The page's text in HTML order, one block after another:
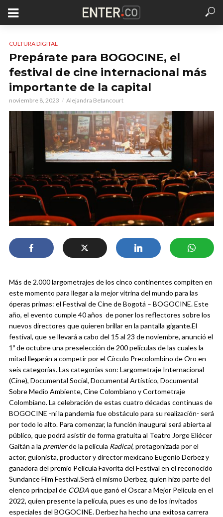
CULTURA DIGITAL
Prepárate para BOGOCINE, el
festival de cine internacional más
importante de la capital
noviembre 8, 2023 Alejandra Betancourt
Más de 2.000 largometrajes de los cinco continentes compiten en
este momento para llegar a la mejor vitrina del mundo para las
óperas primas: el Festival de Cine de Bogotá – BOGOCINE. Este
año, el evento cumple 40 años de poner los reflectores sobre los
nuevos directores que quieren brillar en la pantalla gigante.El
festival, que se llevará a cabo del 15 al 23 de noviembre, anunció el
1º de octubre una preselección de 200 películas de las cuales la
mitad llegarán a competir por el Círculo Precolombino de Oro en
seis categorías. Las categorías son: Largometraje Internacional
(Cine), Documental Social, Documental Artístico, Documental
Sobre Medio Ambiente, Cine Colombiano y Cortometraje
Colombiano.La celebración de estas cuatro décadas continuas de
BOGOCINE -ni la pandemia fue obstáculo para su realización- será
por todo lo alto. Para comenzar, la función inaugural será abierta al
público, que podrá asistir de forma gratuita al Teatro Jorge Eliécer
Gaitán a la premierde la película Radical, protagonizada por el
actor, guionista, productor y director mexicano Eugenio Derbez y
ganadora del premio Película Favorita del Festival en el reconocido
Sundance Film Festival.Será el mismo Derbez, quien hizo parte del
elenco principal de CODAque ganó el Oscar a Mejor Película en el
2022, quien presente la película, pues es uno de los invitados
especiales del BOGOCINE. Derbez ha hecho una exitosa carrera